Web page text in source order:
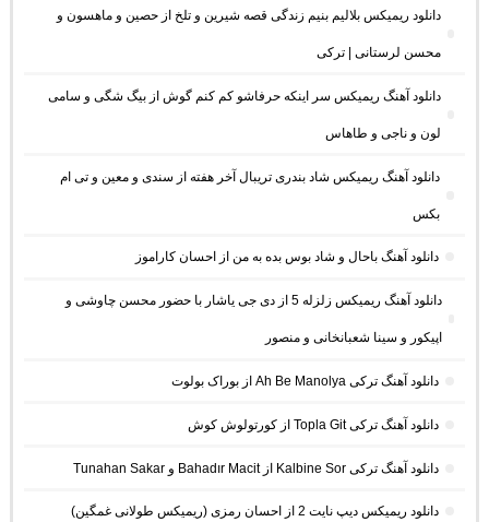
دانلود ریمیکس بلالیم بنیم زندگی قصه شیرین و تلخ از حصین و ماهسون و
محسن لرستانی | ترکی
دانلود آهنگ ریمیکس سر اینکه حرفاشو کم کنم گوش از بیگ شگی و سامی
لون و ناجی و طاهاس
دانلود آهنگ ریمیکس شاد بندری تریبال آخر هفته از سندی و معین و تی ام
بکس
دانلود آهنگ باحال و شاد بوس بده به من از احسان کاراموز
دانلود آهنگ ریمیکس زلزله 5 از دی جی یاشار با حضور محسن چاوشی و
اپیکور و سینا شعبانخانی و منصور
دانلود آهنگ ترکی Ah Be Manolya از بوراک بولوت
دانلود آهنگ ترکی Topla Git از کورتولوش کوش
دانلود آهنگ ترکی Kalbine Sor از Bahadır Macit و Tunahan Sakar
دانلود ریمیکس دیپ نایت 2 از احسان رمزی (ریمیکس طولانی غمگین)